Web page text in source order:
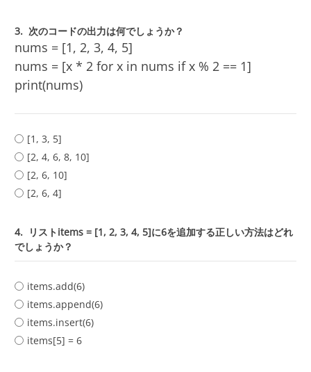
3. 次のコードの出力は何でしょうか？
nums = [1, 2, 3, 4, 5]
nums = [x * 2 for x in nums if x % 2 == 1]
print(nums)
[1, 3, 5]
[2, 4, 6, 8, 10]
[2, 6, 10]
[2, 6, 4]
4. リストitems = [1, 2, 3, 4, 5]に6を追加する正しい方法はどれ
でしょうか？
items.add(6)
items.append(6)
items.insert(6)
items[5] = 6